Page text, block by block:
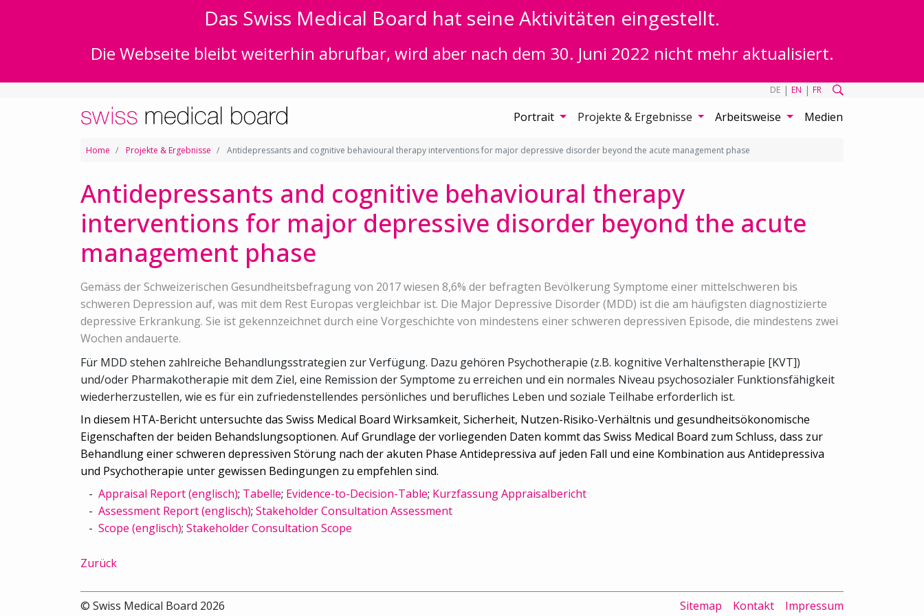
Das Swiss Medical Board hat seine Aktivitäten eingestellt.
Die Webseite bleibt weiterhin abrufbar, wird aber nach dem 30. Juni 2022 nicht mehr aktualisiert.
DE | EN | FR
Portrait Projekte & Ergebnisse Arbeitsweise Medien
Home Projekte & Ergebnisse Antidepressants and cognitive behavioural therapy interventions for major depressive disorder beyond the acute management phase
Antidepressants and cognitive behavioural therapy
interventions for major depressive disorder beyond the acute
management phase
Gemäss der Schweizerischen Gesundheitsbefragung von 2017 wiesen 8,6% der befragten Bevölkerung Symptome einer mittelschweren bis
schweren Depression auf, was mit dem Rest Europas vergleichbar ist. Die Major Depressive Disorder (MDD) ist die am häufigsten diagnostizierte
depressive Erkrankung. Sie ist gekennzeichnet durch eine Vorgeschichte von mindestens einer schweren depressiven Episode, die mindestens zwei
Wochen andauerte.
Für MDD stehen zahlreiche Behandlungsstrategien zur Verfügung. Dazu gehören Psychotherapie (z.B. kognitive Verhaltenstherapie [KVT])
und/oder Pharmakotherapie mit dem Ziel, eine Remission der Symptome zu erreichen und ein normales Niveau psychosozialer Funktionsfähigkeit
wiederherzustellen, wie es für ein zufriedenstellendes persönliches und berufliches Leben und soziale Teilhabe erforderlich ist.
In diesem HTA-Bericht untersuchte das Swiss Medical Board Wirksamkeit, Sicherheit, Nutzen-Risiko-Verhältnis und gesundheitsökonomische
Eigenschaften der beiden Behandslungsoptionen. Auf Grundlage der vorliegenden Daten kommt das Swiss Medical Board zum Schluss, dass zur
Behandlung einer schweren depressiven Störung nach der akuten Phase Antidepressiva auf jeden Fall und eine Kombination aus Antidepressiva
und Psychotherapie unter gewissen Bedingungen zu empfehlen sind.
Appraisal Report (englisch); Tabelle; Evidence-to-Decision-Table; Kurzfassung Appraisalbericht
Assessment Report (englisch); Stakeholder Consultation Assessment
Scope (englisch); Stakeholder Consultation Scope
Zurück
© Swiss Medical Board 2026 Sitemap Kontakt Impressum